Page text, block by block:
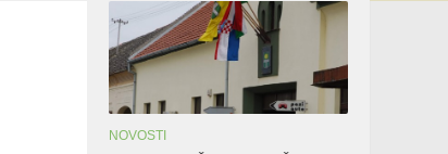
NOVOSTI